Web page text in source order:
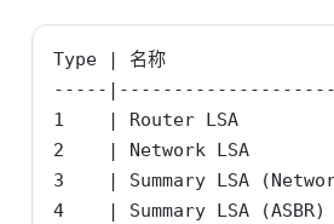
Type | 名称
-----
1    | Router LSA           |
2    | Network LSA          |
3    | Summary LSA
4    | Summary LSA